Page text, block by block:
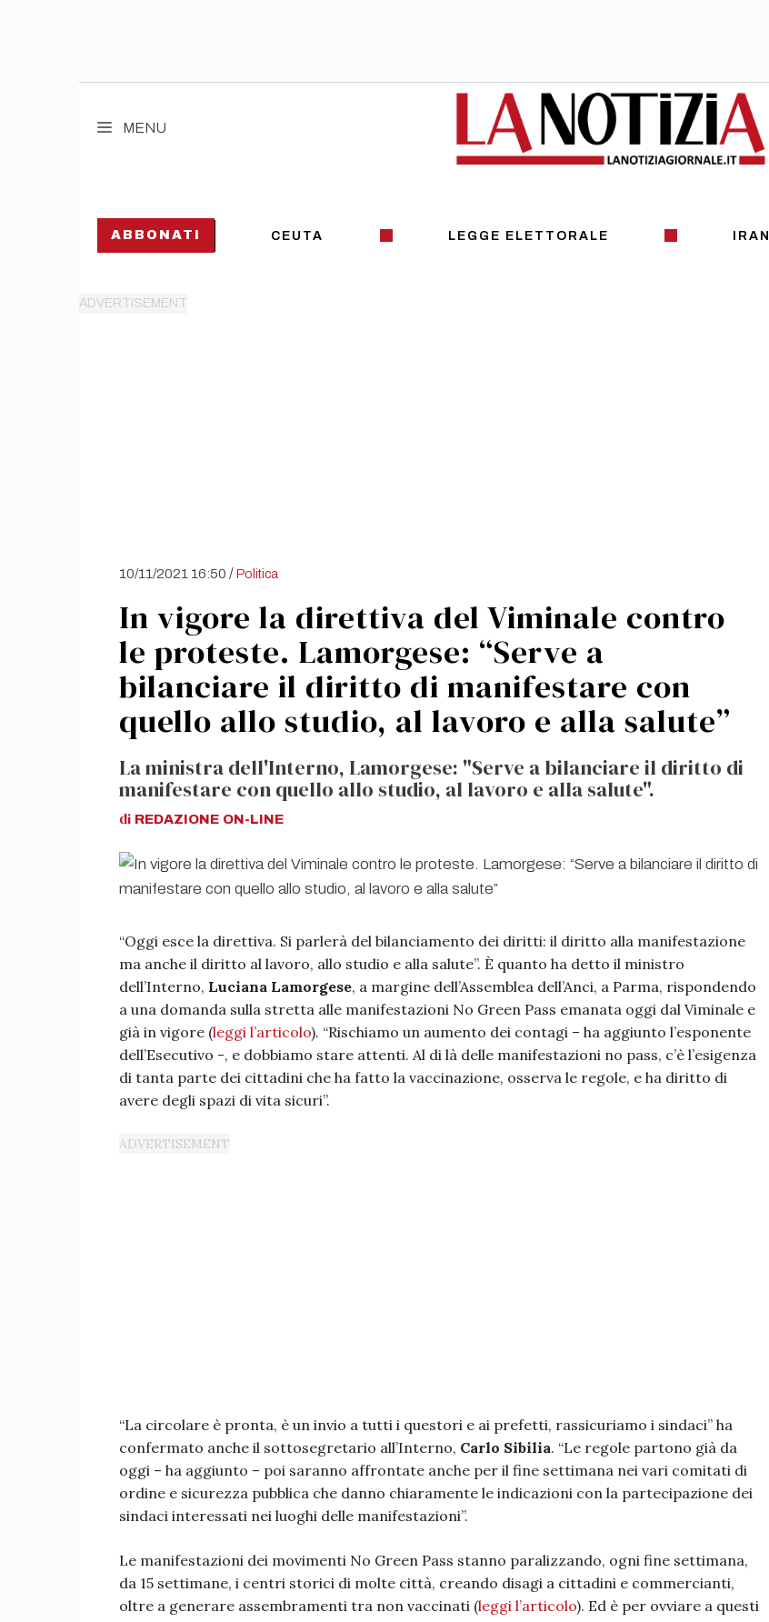
MENU
ABBONATI CEUTA LEGGE ELETTORALE IRAN
10/11/2021 16:50 /Politica
In vigore la direttiva del Viminale contro
le proteste. Lamorgese: “Serve a
bilanciare il diritto di manifestare con
quello allo studio, al lavoro e alla salute”
La ministra dell'Interno, Lamorgese: "Serve a bilanciare il diritto di
manifestare con quello allo studio, al lavoro e alla salute".
di REDAZIONE ON-LINE
“Oggi esce la direttiva. Si parlerà del bilanciamento dei diritti: il diritto alla manifestazione
ma anche il diritto al lavoro, allo studio e alla salute”. È quanto ha detto il ministro
dell’Interno, Luciana Lamorgese, a margine dell’Assemblea dell’Anci, a Parma, rispondendo
a una domanda sulla stretta alle manifestazioni No Green Pass emanata oggi dal Viminale e
già in vigore (leggi l’articolo). “Rischiamo un aumento dei contagi – ha aggiunto l’esponente
dell’Esecutivo -, e dobbiamo stare attenti. Al di là delle manifestazioni no pass, c’è l’esigenza
di tanta parte dei cittadini che ha fatto la vaccinazione, osserva le regole, e ha diritto di
avere degli spazi di vita sicuri”.
“La circolare è pronta, è un invio a tutti i questori e ai prefetti, rassicuriamo i sindaci” ha
confermato anche il sottosegretario all’Interno, Carlo Sibilia. “Le regole partono già da
oggi – ha aggiunto – poi saranno affrontate anche per il fine settimana nei vari comitati di
ordine e sicurezza pubblica che danno chiaramente le indicazioni con la partecipazione dei
sindaci interessati nei luoghi delle manifestazioni”.
Le manifestazioni dei movimenti No Green Pass stanno paralizzando, ogni fine settimana,
da 15 settimane, i centri storici di molte città, creando disagi a cittadini e commercianti,
oltre a generare assembramenti tra non vaccinati (leggi l’articolo). Ed è per ovviare a questi